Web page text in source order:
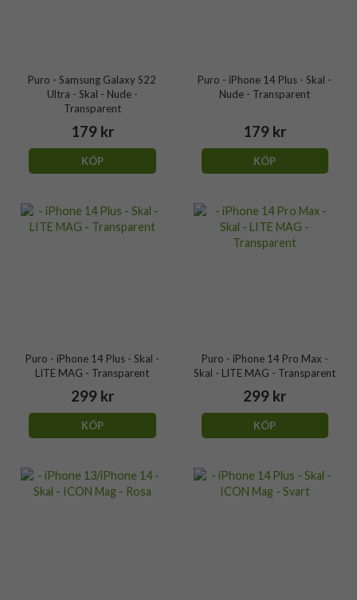
Puro - Samsung Galaxy S22
Ultra - Skal - Nude -
Transparent
179 kr
KÖP
Puro - iPhone 14 Plus - Skal -
Nude - Transparent
179 kr
KÖP
Puro - iPhone 14 Plus - Skal -
LITE MAG - Transparent
299 kr
KÖP
Puro - iPhone 14 Pro Max -
Skal - LITE MAG - Transparent
299 kr
KÖP